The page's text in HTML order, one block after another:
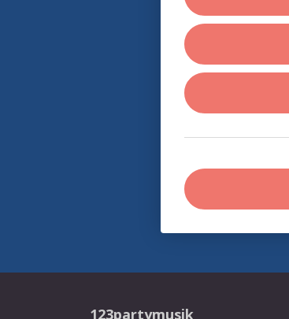
123partymusik